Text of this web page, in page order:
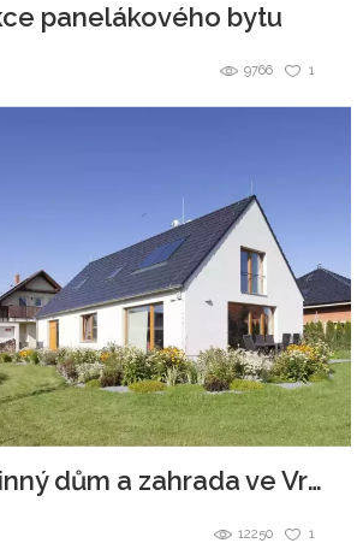
panelákového bytu
1
9766
Pasivní rodinný dům a zahrada ve Vraném nad Vltavou
1
12250